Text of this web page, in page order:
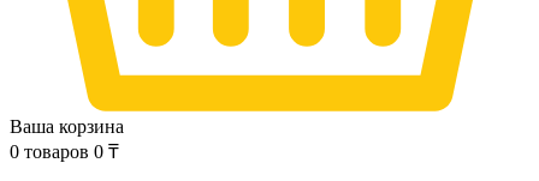
Ваша корзина
0 товаров 0 ₸